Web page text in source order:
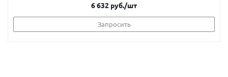
6 632 руб./шт
Запросить